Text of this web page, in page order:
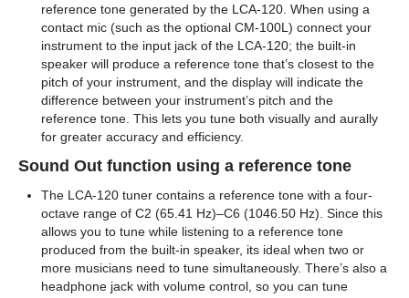
reference tone generated by the LCA-120. When using a
contact mic (such as the optional CM-100L) connect your
instrument to the input jack of the LCA-120; the built-in
speaker will produce a reference tone that’s closest to the
pitch of your instrument, and the display will indicate the
difference between your instrument’s pitch and the
reference tone. This lets you tune both visually and aurally
for greater accuracy and efficiency.
Sound Out function using a reference tone
The LCA-120 tuner contains a reference tone with a four-
octave range of C2 (65.41 Hz)–C6 (1046.50 Hz). Since this
allows you to tune while listening to a reference tone
produced from the built-in speaker, its ideal when two or
more musicians need to tune simultaneously. There’s also a
headphone jack with volume control, so you can tune